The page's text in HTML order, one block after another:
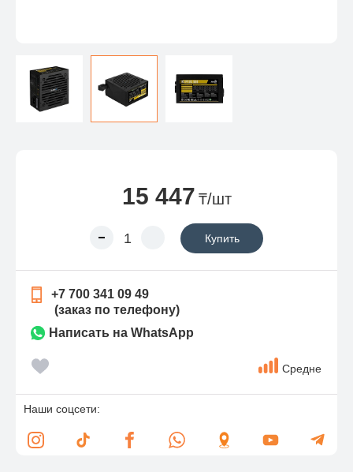
15 447 ₸/шт
Купить
+7 700 341 09 49
(заказ по телефону)
Написать на WhatsApp
Средне
Наши соцсети: